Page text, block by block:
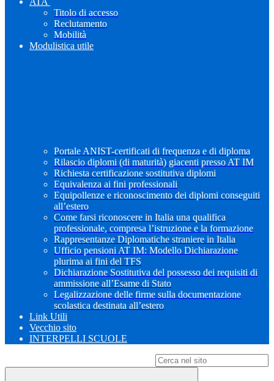
Titolo di accesso
Reclutamento
Mobilità
Modulistica utile
Portale ANIST-certificati di frequenza e di diploma
Rilascio diplomi (di maturità) giacenti presso AT IM
Richiesta certificazione sostitutiva diplomi
Equivalenza ai fini professionali
Equipollenze e riconoscimento dei diplomi conseguiti
all’estero
Come farsi riconoscere in Italia una qualifica
professionale, compresa l’istruzione e la formazione
Rappresentanze Diplomatiche straniere in Italia
Ufficio pensioni AT IM: Modello Dichiarazione
plurima ai fini del TFS
Dichiarazione Sostitutiva del possesso dei requisiti di
ammissione all’Esame di Stato
Legalizzazione delle firme sulla documentazione
scolastica destinata all’estero
Link Utili
Vecchio sito
INTERPELLI SCUOLE